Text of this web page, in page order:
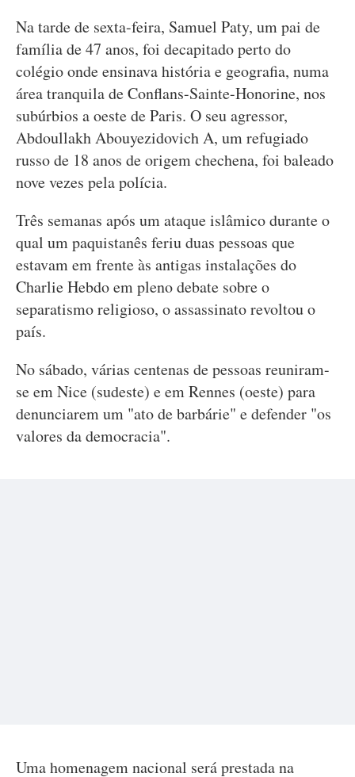
Na tarde de sexta-feira, Samuel Paty, um pai de
família de 47 anos, foi decapitado perto do
colégio onde ensinava história e geografia, numa
área tranquila de Conflans-Sainte-Honorine, nos
subúrbios a oeste de Paris. O seu agressor,
Abdoullakh Abouyezidovich A, um refugiado
russo de 18 anos de origem chechena, foi baleado
nove vezes pela polícia.
Três semanas após um ataque islâmico durante o
qual um paquistanês feriu duas pessoas que
estavam em frente às antigas instalações do
Charlie Hebdo em pleno debate sobre o
separatismo religioso, o assassinato revoltou o
país.
No sábado, várias centenas de pessoas reuniram-
se em Nice (sudeste) e em Rennes (oeste) para
denunciarem um "ato de barbárie" e defender "os
valores da democracia".
Uma homenagem nacional será prestada na